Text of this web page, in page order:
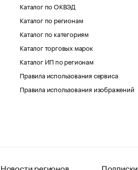
Каталог по ОКВЭД
Каталог по регионам
Каталог по категориям
Каталог торговых марок
Каталог ИП по регионам
Правила использования сервиса
Правила использования изображений
Новости регионов Подписки